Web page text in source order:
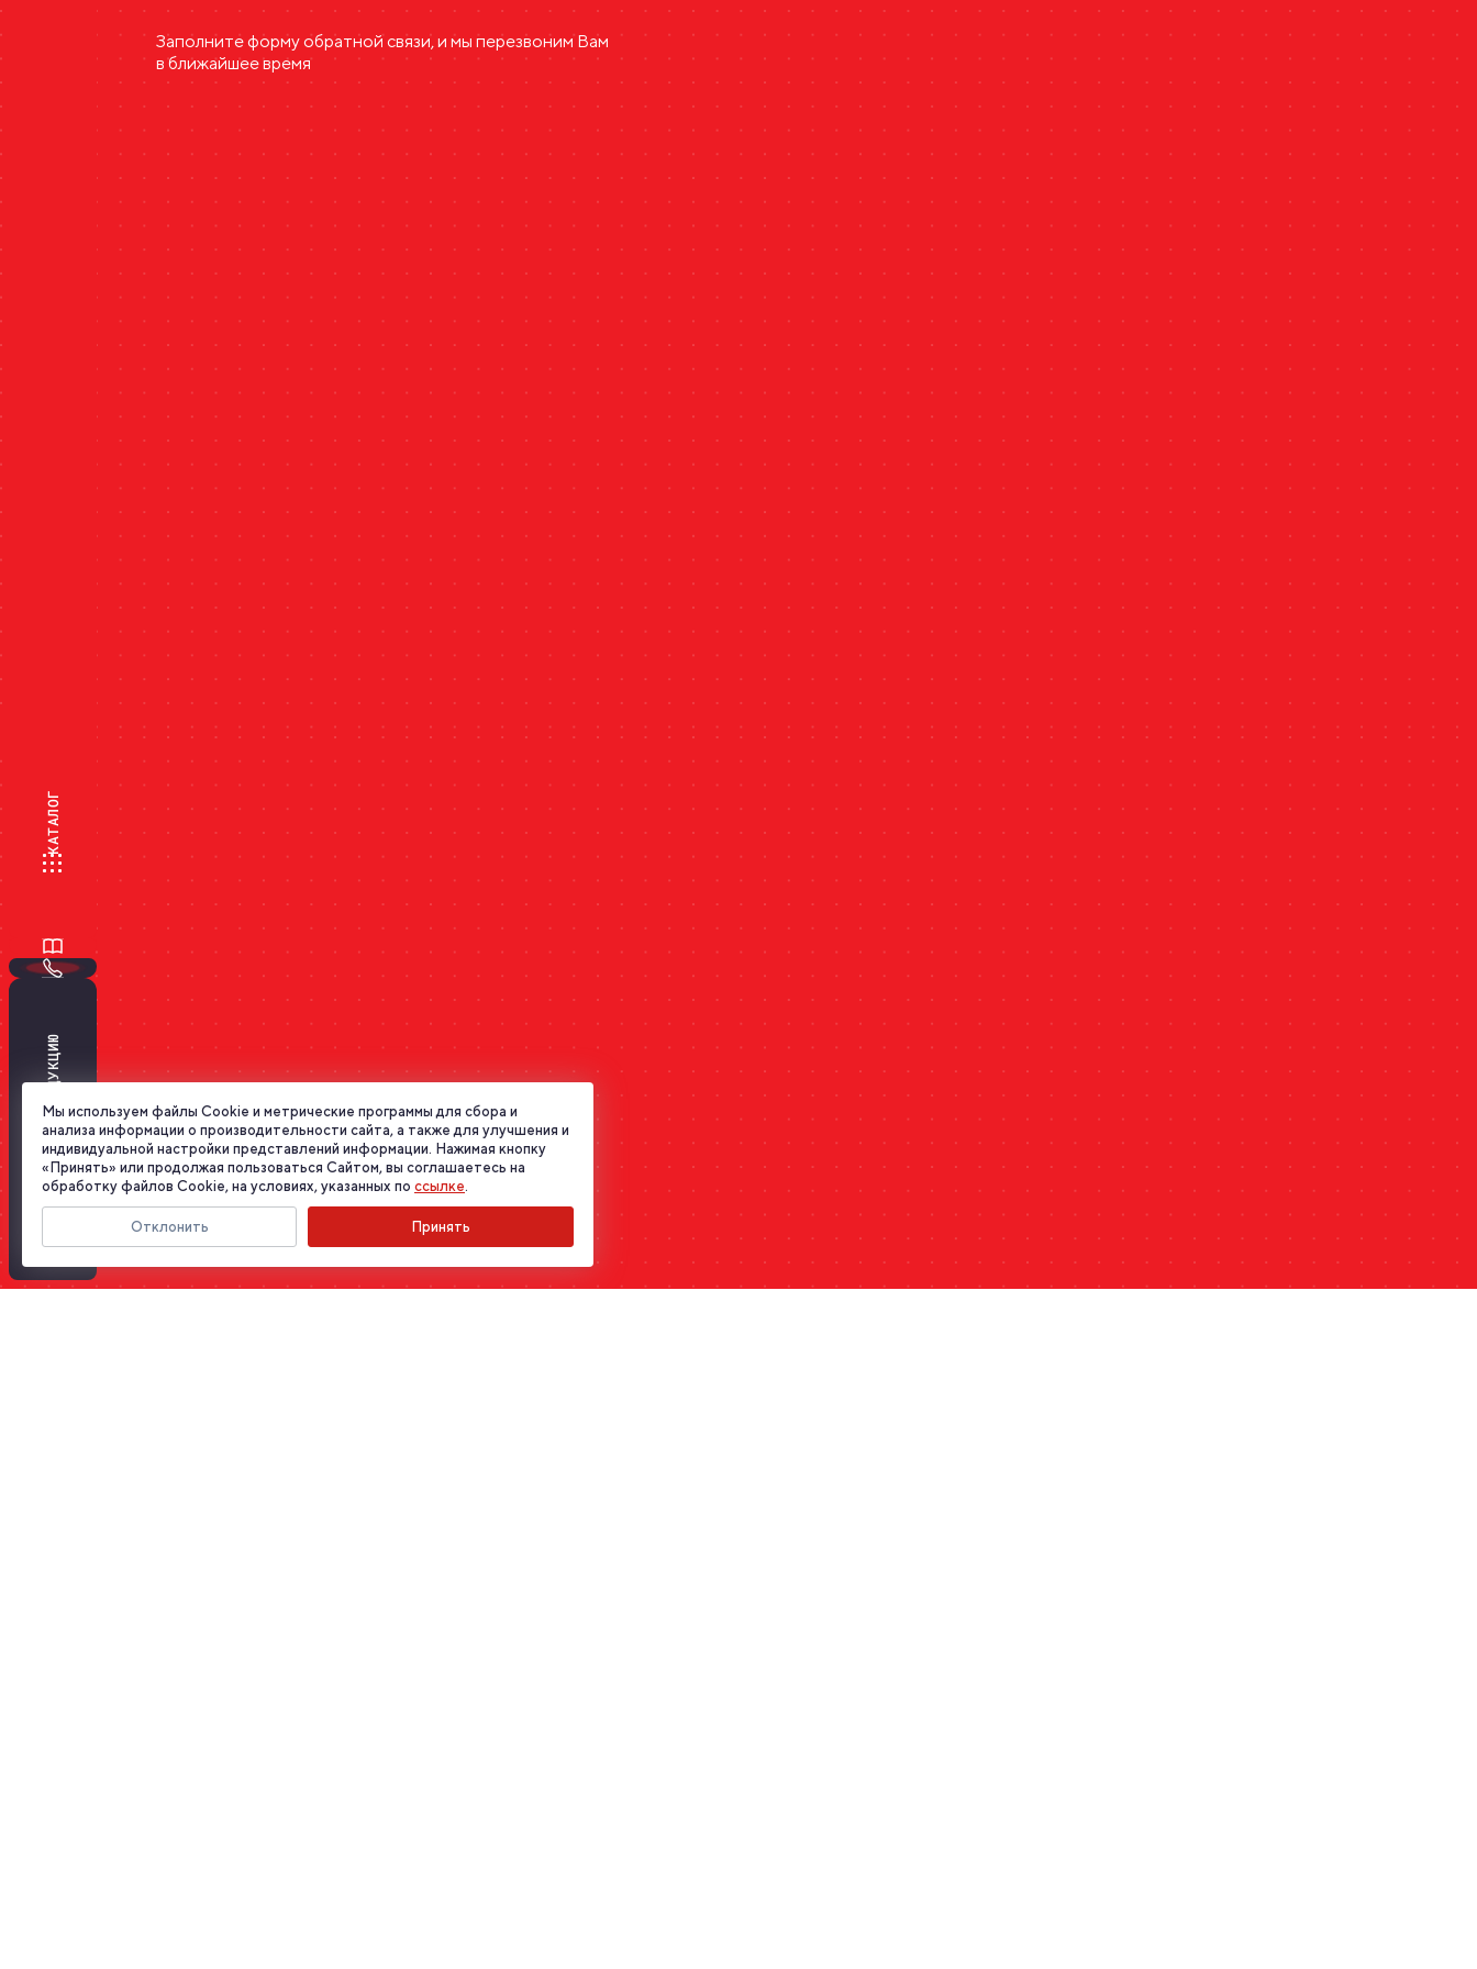
КАТАЛОГ
ПОДОБРАТЬ ПРОДУКЦИЮ
Заполните форму обратной связи, и мы перезвоним Вам
в ближайшее время
Мы используем файлы Cookie и метрические программы для сбора и
анализа информации о производительности сайта, а также для улучшения и
индивидуальной настройки представлений информации. Нажимая кнопку
«Принять» или продолжая пользоваться Сайтом, вы соглашаетесь на
обработку файлов Cookie, на условиях, указанных по ссылке.
Отклонить Принять